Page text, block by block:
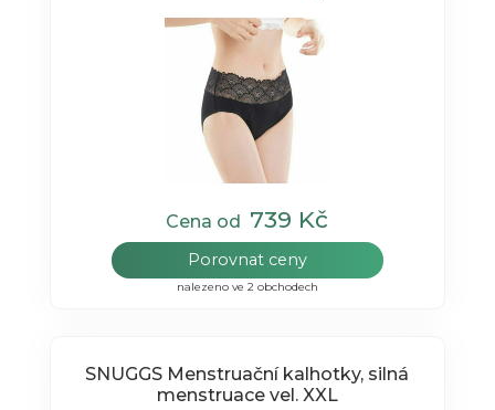
Cena od 739 Kč
Porovnat ceny
nalezeno ve 2 obchodech
SNUGGS Menstruační kalhotky, silná
menstruace vel. XXL